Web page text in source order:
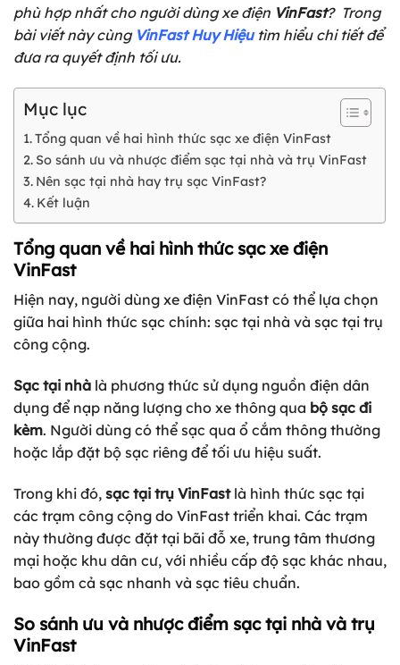
phù hợp nhất cho người dùng xe điện VinFast? Trong
bài viết này cùng VinFast Huy Hiệutìm hiểu chi tiết để
đưa ra quyết định tối ưu.
Mục lục
Tổng quan về hai hình thức sạc xe điện VinFast
So sánh ưu và nhược điểm sạc tại nhà và trụ VinFast
Nên sạc tại nhà hay trụ sạc VinFast?
Kết luận
Tổng quan về hai hình thức sạc xe điện
VinFast
Hiện nay, người dùng xe điện VinFast có thể lựa chọn
giữa hai hình thức sạc chính: sạc tại nhà và sạc tại trụ
công cộng.
Sạc tại nhà là phương thức sử dụng nguồn điện dân
dụng để nạp năng lượng cho xe thông qua bộ sạc đi
kèm. Người dùng có thể sạc qua ổ cắm thông thường
hoặc lắp đặt bộ sạc riêng để tối ưu hiệu suất.
Trong khi đó, sạc tại trụ VinFastlà hình thức sạc tại
các trạm công cộng do VinFast triển khai. Các trạm
này thường được đặt tại bãi đỗ xe, trung tâm thương
mại hoặc khu dân cư, với nhiều cấp độ sạc khác nhau,
bao gồm cả sạc nhanh và sạc tiêu chuẩn.
So sánh ưu và nhược điểm sạc tại nhà và trụ
VinFast